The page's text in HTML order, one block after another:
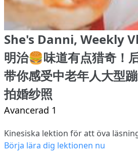
She's Danni, Weekly
明治🍔味道有点猎奇！
带你感受中老年人大型
拍婚纱照
Avancerad 1
Kinesiska lektion för att öva
Börja lära dig lektionen nu